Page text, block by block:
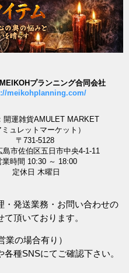
プランニング合同会社
meikohplanning.com/
開運雑貨AMULET MARKET
ミュレットマーケット）
〒731-5128
島市佐伯区五日市中央4-1-11
業時間 10:30 ～ 18:00
定休日 木曜日
・発送業務・お問い合わせの
頂いております。
の場合有り）
種SNSにてご確認下さい。